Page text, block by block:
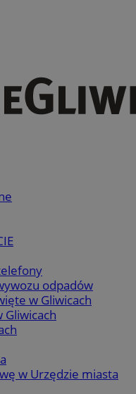
odpadów
w Gliwicach
Gliwicach
w Urzędzie miasta